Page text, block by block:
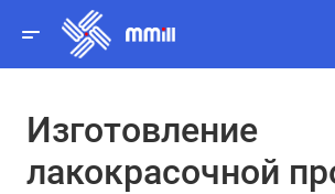
Изготовление
лакокрасочной
Заказать звонок
MAX